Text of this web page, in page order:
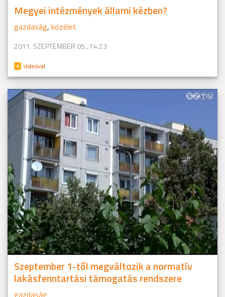
Megyei intézmények állami kézben?
gazdaság, közélet
2011. SZEPTEMBER 05., 14:23
Szeptember 1-től megváltozik a normatív
lakásfenntartási támogatás rendszere
gazdaság